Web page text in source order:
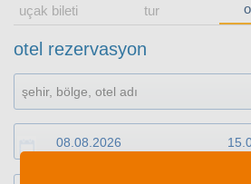
uçak bileti tur
otel rezervasyon